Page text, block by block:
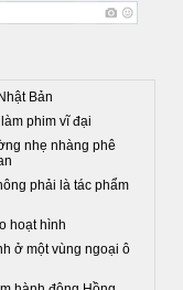
Bản
phim vĩ đại
nhẹ nhàng phê
phải là tác phẩm
hoạt hình
ở một vùng ngoại ô